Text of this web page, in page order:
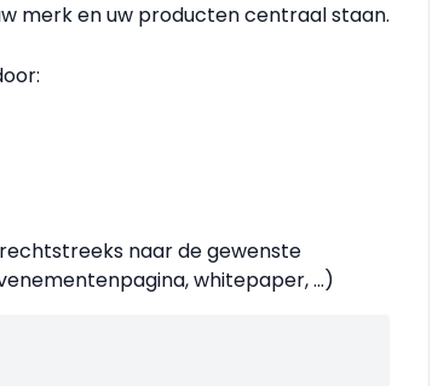
merk en uw producten centraal staan.
naar de gewenste
whitepaper, ...)